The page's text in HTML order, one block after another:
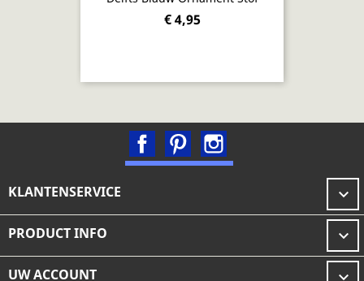
€ 4,95
FacebookPinterest
KLANTENSERVICE 
PRODUCT INFO 
UW ACCOUNT